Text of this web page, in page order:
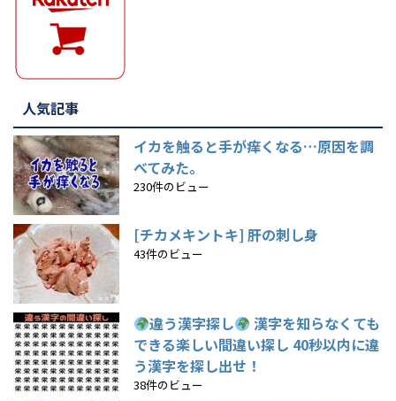
人気記事
イカを触ると手が痒くなる…原因を調
べてみた。
230件のビュー
[チカメキントキ] 肝の刺し身
43件のビュー
違う漢字探し
漢字を知らなくても
できる楽しい間違い探し 40秒以内に違
う漢字を探し出せ！
38件のビュー